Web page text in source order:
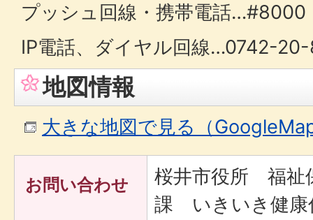
プッシュ回線・携帯電話…#8000
IP電話、ダイヤル回線…0742-20-
地図情報
大きな地図で見る（
お問い合わせ
桜井市役所 福祉
課 いきいき健康